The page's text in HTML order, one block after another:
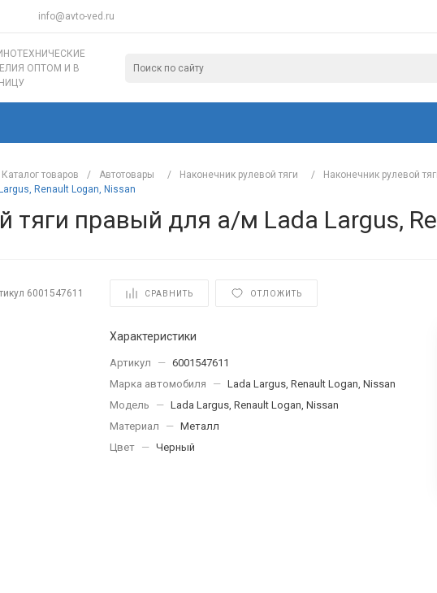
info@avto-ved.ru
ОПТОМ И В
Каталог товаров / Автотовары / Наконечник рулевой тяги / Наконечник рулевой
Renault Logan, Nissan
тяги правый для а/м Lada Largus,
6001547611 СРАВНИТЬ ОТЛОЖИТЬ
Характеристики
Артикул — 6001547611
Марка автомобиля
— Lada Largus, Renault Logan, Nissan
Модель
— Lada Largus, Renault Logan, Nissan
Материал
— Металл
Цвет
— Черный